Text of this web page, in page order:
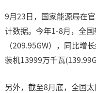
9月23日，国家能源局在
计数据。今年1-8月，全
（209.95GW），同比增
装机13999万千瓦
另外，截至8月底，全国